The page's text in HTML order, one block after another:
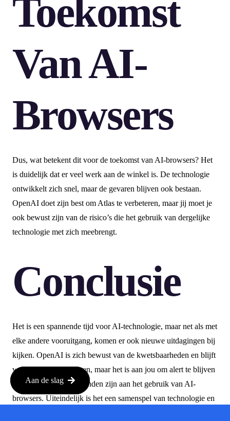
Toekomst
Van AI-
Browsers
Dus, wat betekent dit voor de toekomst van AI-browsers? Het
is duidelijk dat er veel werk aan de winkel is. De technologie
ontwikkelt zich snel, maar de gevaren blijven ook bestaan.
OpenAI doet zijn best om Atlas te verbeteren, maar jij moet je
ook bewust zijn van de risico’s die het gebruik van dergelijke
technologie met zich meebrengt.
Conclusie
Het is een spannende tijd voor AI-technologie, maar net als met
elke andere vooruitgang, komen er ook nieuwe uitdagingen bij
kijken. OpenAI is zich bewust van de kwetsbaarheden en blijft
werken aan oplossingen, maar het is aan jou om alert te blijven
op de risico’s die verbonden zijn aan het gebruik van AI-
browsers. Uiteindelijk is het een samenspel van technologie en
Aan de slag